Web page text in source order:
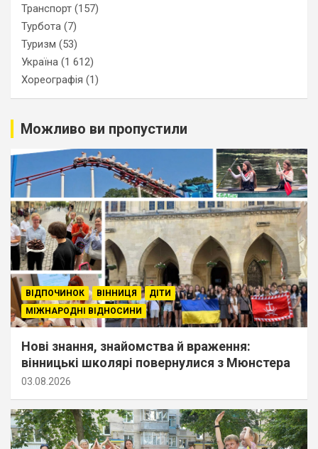
Транспорт (157)
Турбота (7)
Туризм (53)
Україна (1 612)
Хореографія (1)
Можливо ви пропустили
ВІДПОЧИНОК ВІННИЦЯ
ДІТИ
МІЖНАРОДНІ ВІДНОСИНИ
Нові знання, знайомства й враження:
вінницькі школярі повернулися з Мюнстера
03.08.2026